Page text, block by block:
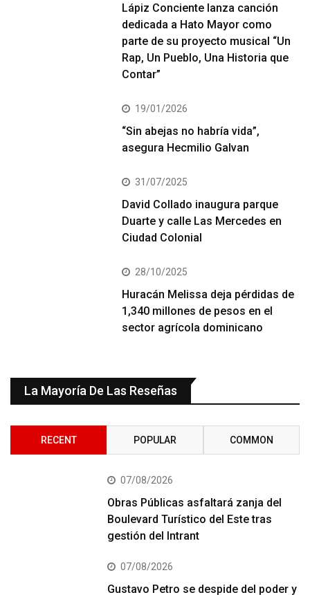
Lápiz Conciente lanza canción
dedicada a Hato Mayor como
parte de su proyecto musical “Un
Rap, Un Pueblo, Una Historia que
Contar”
19/01/2026
“Sin abejas no habría vida”,
asegura Hecmilio Galvan
31/07/2025
David Collado inaugura parque
Duarte y calle Las Mercedes en
Ciudad Colonial
28/10/2025
Huracán Melissa deja pérdidas de
1,340 millones de pesos en el
sector agrícola dominicano
La Mayoría De Las Reseñas
RECENT POPULAR COMMON
07/08/2026
Obras Públicas asfaltará zanja del
Boulevard Turístico del Este tras
gestión del Intrant
07/08/2026
Gustavo Petro se despide del poder y